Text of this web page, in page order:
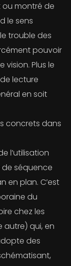
montré de
le sens
trouble des
pouvoir
vision. Plus le
lecture
en soit
concrets dans
l’utilisation
de séquence
en plan. C’est
du
chez les
autre) qui, en
des